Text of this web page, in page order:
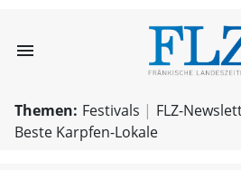
menu
Themen: Festivals
FLZ-
Beste Karpfen-Lokale